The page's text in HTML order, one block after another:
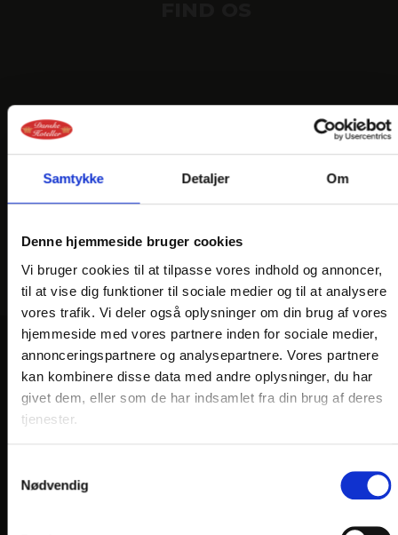
Samtykke Detaljer Om
Denne hjemmeside bruger cookies
Vi bruger cookies til at tilpasse vores indhold og annoncer,
til at vise dig funktioner til sociale medier og til at analysere
vores trafik. Vi deler også oplysninger om din brug af vores
hjemmeside med vores partnere inden for sociale medier,
annonceringspartnere og analysepartnere. Vores partnere
kan kombinere disse data med andre oplysninger, du har
givet dem, eller som de har indsamlet fra din brug af deres
tjenester.
Nødvendig
VORES HOTELLER OG KATEGORIER